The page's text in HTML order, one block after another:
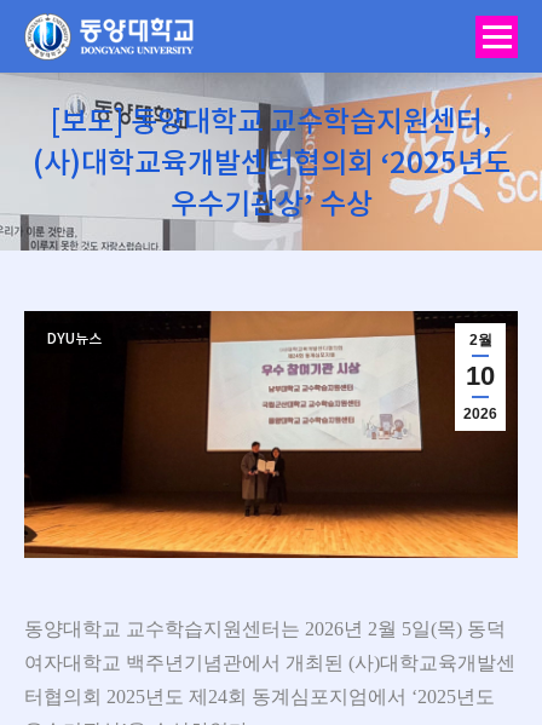
[보도] 동양대학교 교수학습지원센터,
(사)대학교육개발센터협의회 ‘2025년도
우수기관상’ 수상
You are here:
2월
10
2026
DYU뉴스
동양대학교 교수학습지원센터는 2026년 2월 5일(목) 동덕
여자대학교 백주년기념관에서 개최된 (사)대학교육개발센
터협의회 2025년도 제24회 동계심포지엄에서 ‘2025년도